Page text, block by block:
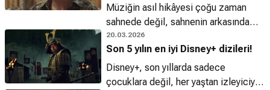
Müziğin asıl hikâyesi çoğu zaman
sahnede değil, sahnenin arkasında
başlar.
20.03.2026
Son 5 yılın en iyi Disney+ dizileri!
Disney+, son yıllarda sadece
çocuklara değil, her yaştan izleyiciye